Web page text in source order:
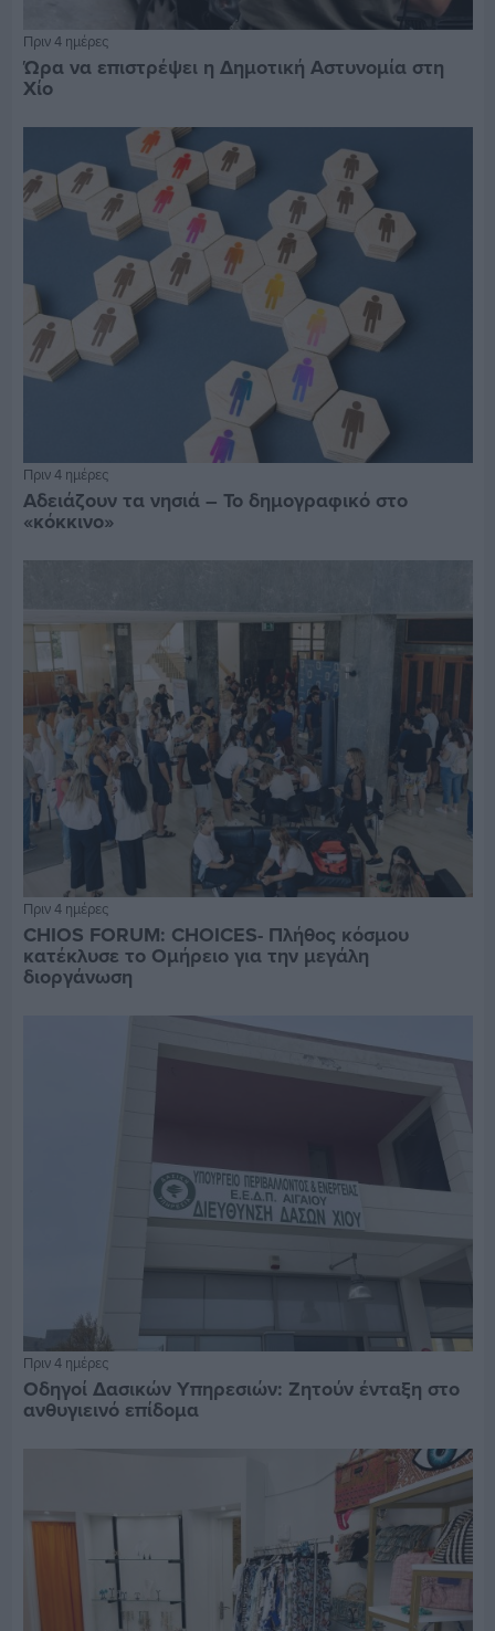
Πριν 4 ημέρες
Ώρα να επιστρέψει η Δημοτική Αστυνομία στη
Χίο
Πριν 4 ημέρες
Αδειάζουν τα νησιά – Το δημογραφικό στο
«κόκκινο»
Πριν 4 ημέρες
CHIOS FORUM: CHOICES- Πλήθος κόσμου
κατέκλυσε το Ομήρειο για την μεγάλη
διοργάνωση
Πριν 4 ημέρες
Οδηγοί Δασικών Υπηρεσιών: Ζητούν ένταξη στο
ανθυγιεινό επίδομα